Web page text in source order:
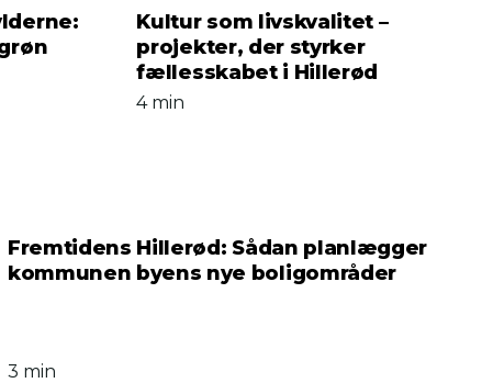
Kultur som livskvalitet –
projekter, der styrker
fællesskabet i Hillerød
4 min
Fremtidens Hillerød: Sådan planlægger
kommunen byens nye boligområder
3 min